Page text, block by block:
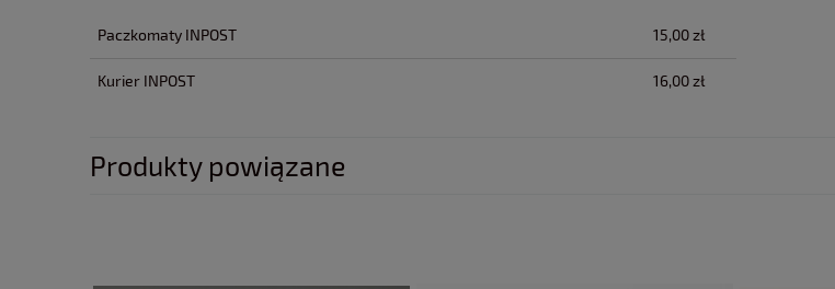
Paczkomaty INPOST 15,00 zł
Kurier INPOST 16,00 zł
Produkty powiązane